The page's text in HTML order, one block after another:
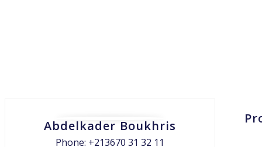
Abdelkader Boukhris
Phone: +213670 31 32 11